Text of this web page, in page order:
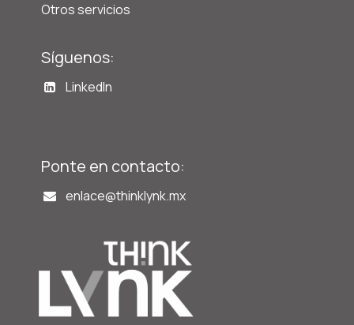
Otros servicios
Síguenos:
LinkedIn
Ponte en contacto:
enlace@thinklynk.mx